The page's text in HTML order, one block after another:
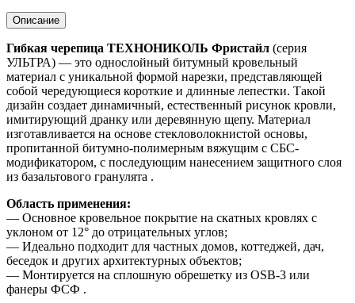
Описание
Гибкая черепица ТЕХНОНИКОЛЬ Фристайл (серия
УЛЬТРА) — это однослойный битумный кровельный
материал с уникальной формой нарезки, представляющей
собой чередующиеся короткие и длинные лепестки. Такой
дизайн создает динамичный, естественный рисунок кровли,
имитирующий дранку или деревянную щепу. Материал
изготавливается на основе стекловолокнистой основы,
пропитанной битумно-полимерным вяжущим с СБС-
модификатором, с последующим нанесением защитного слоя
из базальтового гранулята .
Область применения:
— Основное кровельное покрытие на скатных кровлях с
уклоном от 12° до отрицательных углов;
— Идеально подходит для частных домов, коттеджей, дач,
беседок и других архитектурных объектов;
— Монтируется на сплошную обрешетку из OSB-3 или
фанеры ФСФ .